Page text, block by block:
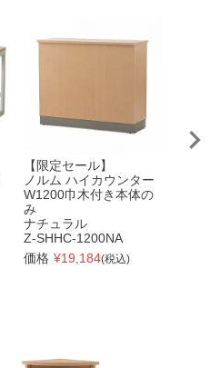
【限定セール】
ノルム ハイカウンター
W1200巾木付き本体の
み
ナチュラル
Z-SHHC-1200NA
価格 ¥19,184(税込)